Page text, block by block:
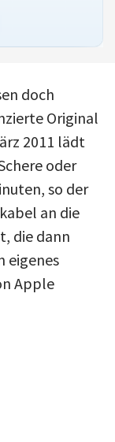
doch
Original
2011 lädt
oder
so der
an die
die dann
eigenes
Apple